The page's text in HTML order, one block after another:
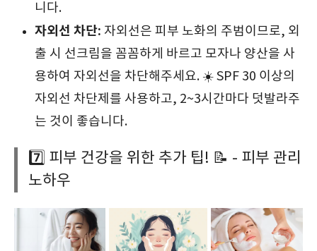
니다.
자외선 차단: 자외선은 피부 노화의 주범이므로, 외
출 시 선크림을 꼼꼼하게 바르고 모자나 양산을 사
용하여 자외선을 차단해주세요. ☀️ SPF 30 이상의
자외선 차단제를 사용하고, 2~3시간마다 덧발라주
는 것이 좋습니다.
7️⃣ 피부 건강을 위한 추가 팁! 📝 - 피부 관리
노하우